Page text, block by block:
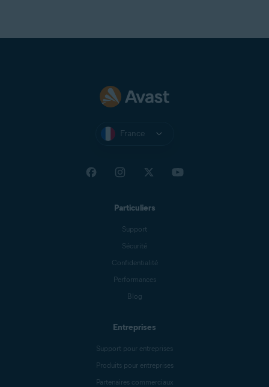
France
Particuliers
Support
Sécurité
Confidentialité
Performances
Blog
Entreprises
Support pour entreprises
Produits pour entreprises
Partenaires commerciaux